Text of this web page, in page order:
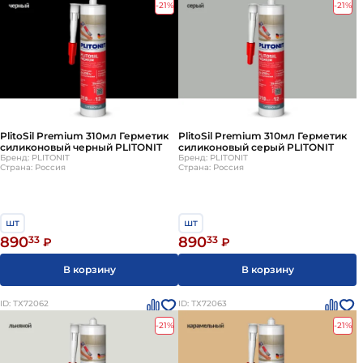
-21%
PlitoSil Premium 310мл Герметик
силиконовый черный PLITONIT
Бренд: PLITONIT
Страна: Россия
шт
89033 ₽
В корзину
-21%
PlitoSil Premium 310мл Герметик
силиконовый серый PLITONIT
Бренд: PLITONIT
Страна: Россия
шт
89033 ₽
В корзину
ID: ТХ72062
-21%
ID: ТХ72063
-21%